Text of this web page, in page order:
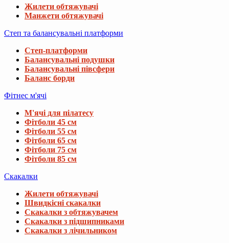
Жилети обтяжувачі
Манжети обтяжувачі
Степ та балансувальні платформи
Степ-платформи
Балансувальні подушки
Балансувальні півсфери
Баланс борди
Фітнес м'ячі
М'ячі для пілатесу
Фітболи 45 см
Фітболи 55 см
Фітболи 65 см
Фітболи 75 см
Фітболи 85 см
Скакалки
Жилети обтяжувачі
Швидкісні скакалки
Скакалки з обтяжувачем
Скакалки з підшипниками
Скакалки з лічильником